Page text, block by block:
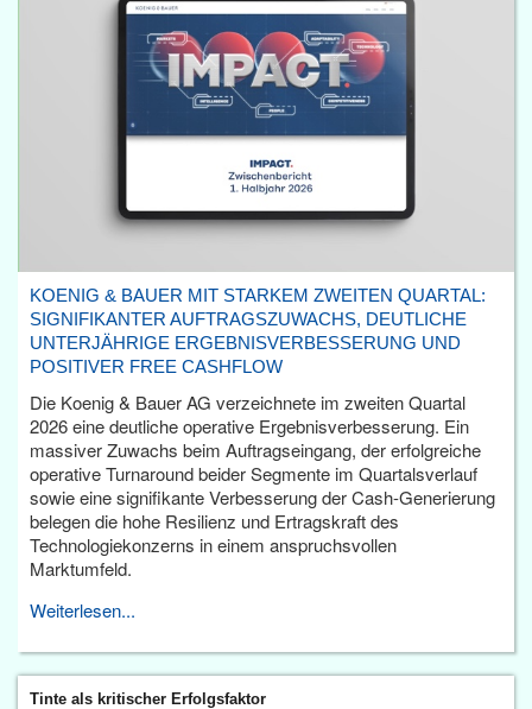
KOENIG & BAUER MIT STARKEM ZWEITEN QUARTAL:
SIGNIFIKANTER AUFTRAGSZUWACHS, DEUTLICHE
UNTERJÄHRIGE ERGEBNISVERBESSERUNG UND
POSITIVER FREE CASHFLOW
Die Koenig & Bauer AG verzeichnete im zweiten Quartal
2026 eine deutliche operative Ergebnisverbesserung. Ein
massiver Zuwachs beim Auftragseingang, der erfolgreiche
operative Turnaround beider Segmente im Quartalsverlauf
sowie eine signifikante Verbesserung der Cash-Generierung
belegen die hohe Resilienz und Ertragskraft des
Technologiekonzerns in einem anspruchsvollen
Marktumfeld.
Weiterlesen...
Tinte als kritischer Erfolgsfaktor